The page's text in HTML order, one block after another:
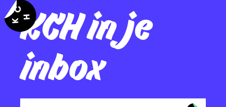
KCH in je
inbox